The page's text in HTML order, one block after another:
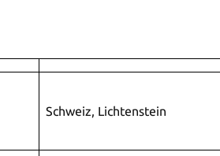
Schweiz, Lichtenstein